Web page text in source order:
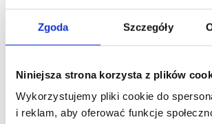
Zgoda Szczegóły
Niniejsza strona korzysta z plików
Wykorzystujemy pliki cookie do
i reklam, aby oferować funkcje